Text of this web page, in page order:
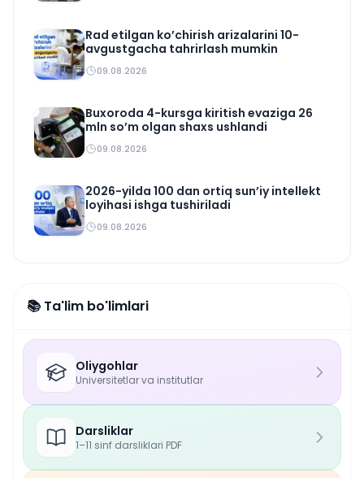
Rad etilgan ko’chirish arizalarini 10-
avgustgacha tahrirlash mumkin
09.08.2026
Buxoroda 4-kursga kiritish evaziga 26
mln so’m olgan shaxs ushlandi
09.08.2026
2026-yilda 100 dan ortiq sun’iy intellekt
loyihasi ishga tushiriladi
09.08.2026
📚 Ta'lim bo'limlari
Oliygohlar
Universitetlar va institutlar
Darsliklar
1–11 sinf darsliklari PDF